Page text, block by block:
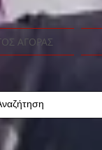
ΑΓΟΡΑΣ